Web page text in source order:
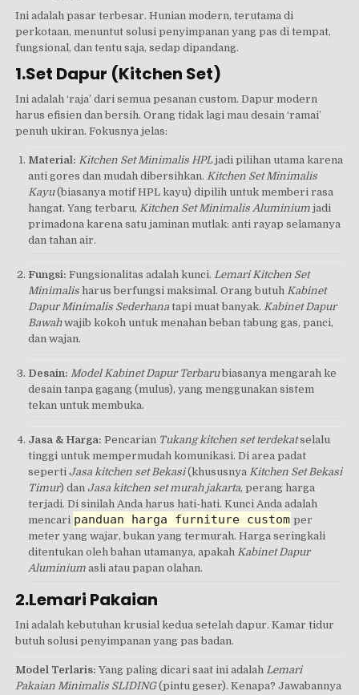
Ini adalah pasar terbesar. Hunian modern, terutama di
perkotaan, menuntut solusi penyimpanan yang pas di tempat,
fungsional, dan tentu saja, sedap dipandang.
1.Set Dapur (Kitchen Set)
Ini adalah ‘raja’ dari semua pesanan custom. Dapur modern
harus efisien dan bersih. Orang tidak lagi mau desain ‘ramai’
penuh ukiran. Fokusnya jelas:
Material: Kitchen Set Minimalis HPLjadi pilihan utama karena
anti gores dan mudah dibersihkan. Kitchen Set Minimalis
Kayu(biasanya motif HPL kayu) dipilih untuk memberi rasa
hangat. Yang terbaru, Kitchen Set Minimalis Aluminiumjadi
primadona karena satu jaminan mutlak: anti rayap selamanya
dan tahan air.
Fungsi: Fungsionalitas adalah kunci. Lemari Kitchen Set
Minimalisharus berfungsi maksimal. Orang butuh Kabinet
Dapur Minimalis Sederhanatapi muat banyak. Kabinet Dapur
Bawahwajib kokoh untuk menahan beban tabung gas, panci,
dan wajan.
Desain: Model Kabinet Dapur Terbarubiasanya mengarah ke
desain tanpa gagang (mulus), yang menggunakan sistem
tekan untuk membuka.
Jasa & Harga: Pencarian Tukang kitchen set terdekatselalu
tinggi untuk mempermudah komunikasi. Di area padat
seperti Jasa kitchen set Bekasi(khususnya Kitchen Set Bekasi
Timur) dan Jasa kitchen set murah jakarta, perang harga
terjadi. Di sinilah Anda harus hati-hati. Kunci Anda adalah
mencari panduan harga furniture custom per
meter yang wajar, bukan yang termurah. Harga seringkali
ditentukan oleh bahan utamanya, apakah Kabinet Dapur
Aluminiumasli atau papan olahan.
2.Lemari Pakaian
Ini adalah kebutuhan krusial kedua setelah dapur. Kamar tidur
butuh solusi penyimpanan yang pas badan.
Model Terlaris: Yang paling dicari saat ini adalahLemari
Pakaian Minimalis SLIDING(pintu geser). Kenapa? Jawabannya